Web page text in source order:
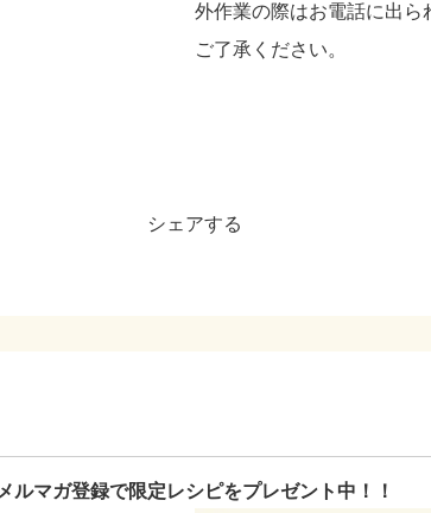
外作業の際はお電話に出ら
​ご了承ください。
シェアする
ルマガ登録で限定レシピをプレゼント中！！